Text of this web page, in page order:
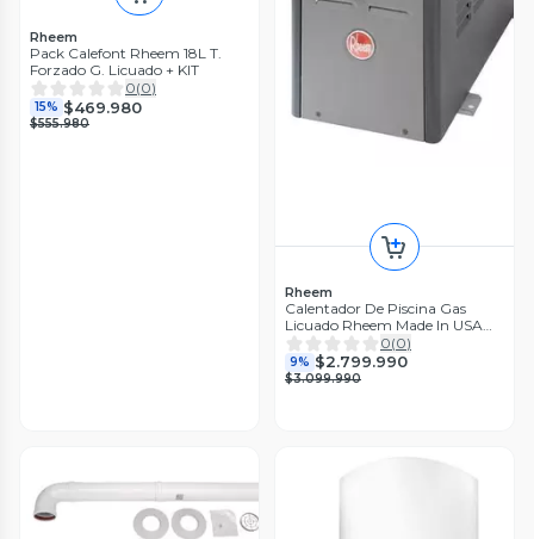
Rheem
Pack Calefont Rheem 18L T.
Forzado G. Licuado + KIT
0(0)
15% $469.980
$555.980
Rheem
Calentador De Piscina Gas
Licuado Rheem Made In USA
M156
0(0)
9% $2.799.990
$3.099.990